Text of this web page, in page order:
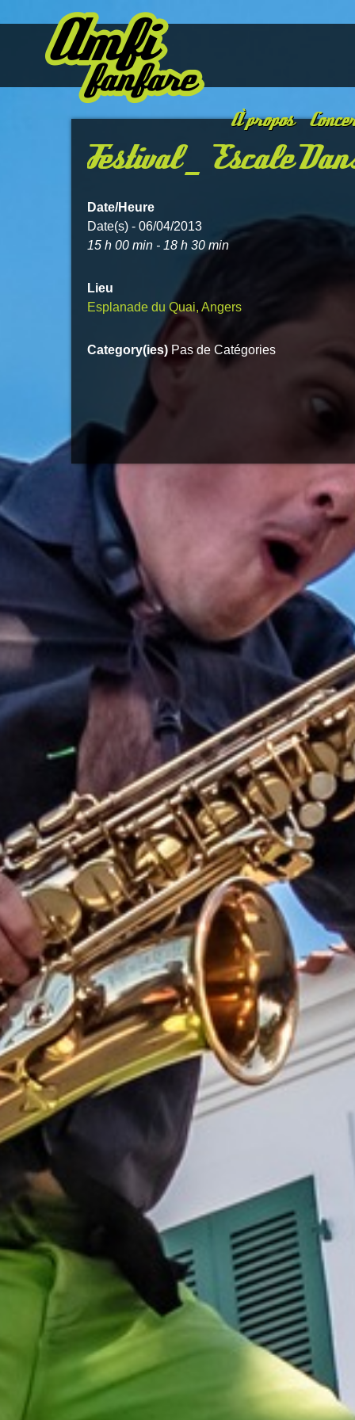
À propos
Festival _ Escale
Date/Heure
Date(s) - 06/04/2013
15 h 00 min - 18 h 30 min
Lieu
Esplanade du Quai, Angers
Category(ies) Pas de Catégories